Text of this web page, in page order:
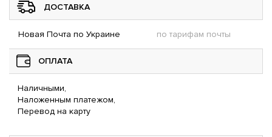
ДОСТАВКА
Новая Почта по Украине по тарифам почты
ОПЛАТА
Наличными,
Наложенным платежом,
Перевод на карту